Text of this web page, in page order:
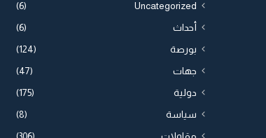
Uncategorized
(6)
أحداث (6)
بورصة (124)
جهات (47)
دولية (175)
سياسة (8)